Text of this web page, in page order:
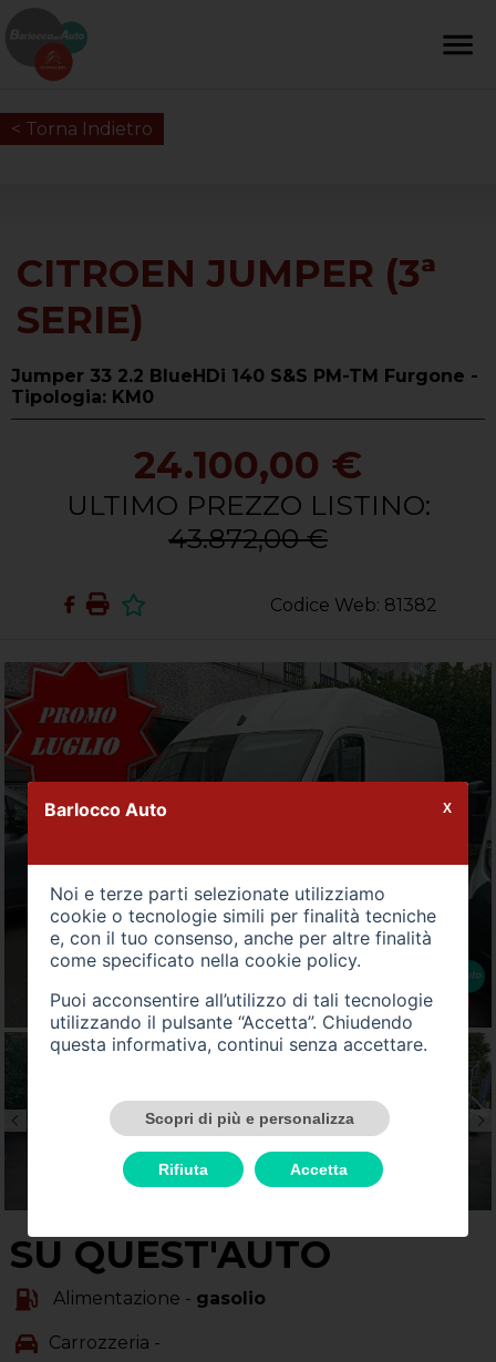
< Torna Indietro
Codice Web: 81382
CITROEN JUMPER (3ª
SERIE)
Jumper 33 2.2 BlueHDi 140 S&S PM-TM Furgone -
Tipologia: KM0
24.100,00 €
ULTIMO PREZZO LISTINO:
43.872,00 €
SU QUEST'AUTO
Alimentazione - gasolio
Carrozzeria -
Barlocco Auto
Noi e terze parti selezionate utilizziamo
cookie o tecnologie simili per finalità tecniche
e, con il tuo consenso, anche per altre finalità
come specificato nella cookie policy.
Puoi acconsentire all’utilizzo di tali tecnologie
utilizzando il pulsante “Accetta”. Chiudendo
questa informativa, continui senza accettare.
Scopri di più e personalizza
Rifiuta Accetta
X